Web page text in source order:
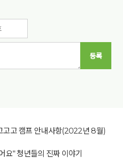
등록
고고 캠프 안내사항(2022년 8월)
요" 청년들의 진짜 이야기